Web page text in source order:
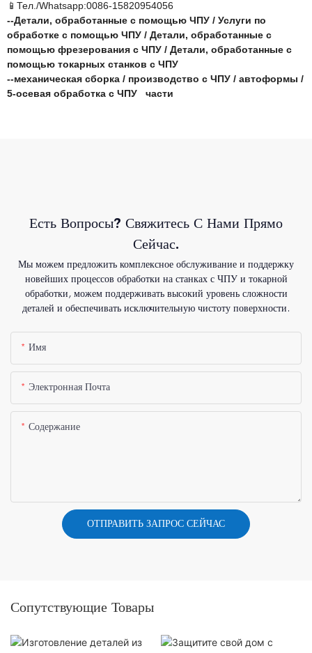
📱Тел./Whatsapp:0086-15820954056
--Детали, обработанные с помощью ЧПУ / Услуги по
обработке с помощью ЧПУ / Детали, обработанные с
помощью фрезерования с ЧПУ / Детали, обработанные с
помощью токарных станков с ЧПУ
--механическая сборка / производство с ЧПУ / автоформы /
5-осевая обработка с ЧПУ
части
Есть Вопросы? Свяжитесь С Нами Прямо
Сейчас.
Мы можем предложить комплексное обслуживание и поддержку
новейших процессов обработки на станках с ЧПУ и токарной
обработки, можем поддерживать высокий уровень сложности
деталей и обеспечивать исключительную чистоту поверхности.
Имя
Электронная Почта
Содержание
ОТПРАВИТЬ ЗАПРОС СЕЙЧАС
Сопутствующие Товары